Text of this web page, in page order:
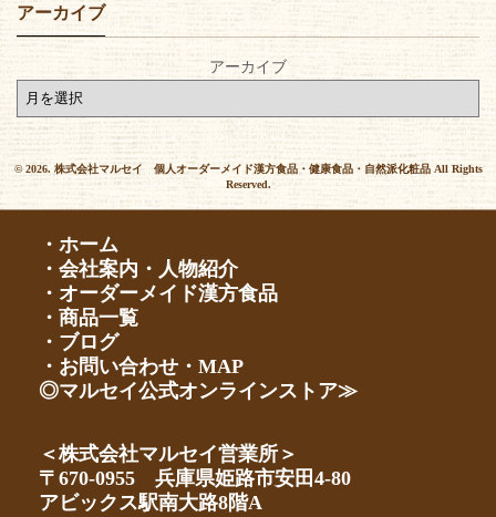
アーカイブ
アーカイブ
© 2026. 株式会社マルセイ 個人オーダーメイド漢方食品・健康食品・自然派化粧品 All Rights
Reserved.
・ホーム
・会社案内・人物紹介
・オーダーメイド漢方食品
・商品一覧
・ブログ
・お問い合わせ・MAP
◎マルセイ公式オンラインストア≫
＜株式会社マルセイ営業所＞
〒670-0955 兵庫県姫路市安田4-80
アビックス駅南大路8階A